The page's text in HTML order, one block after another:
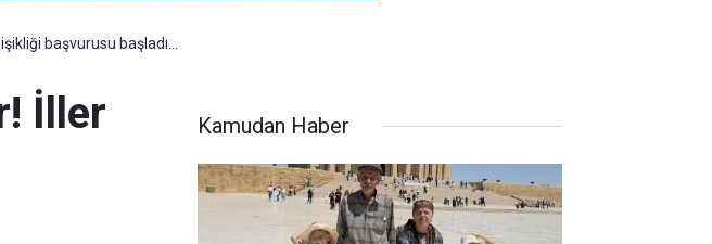
başvurusu başladı…
İller
Kamudan Haber